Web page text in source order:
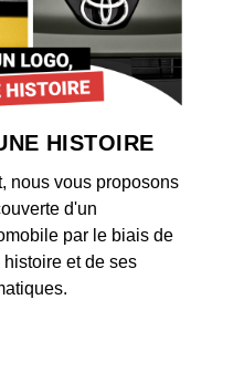
HISTOIRE
nous vous proposons
d'un
par le biais de
et de ses